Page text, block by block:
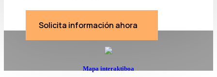
Solicita información ahora
Mapa interaktiboa